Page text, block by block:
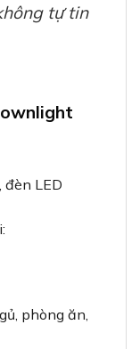
tự tin
đèn LED
phòng ăn,